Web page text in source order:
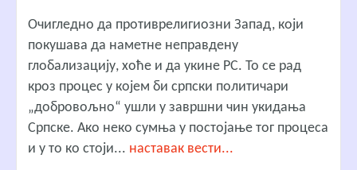
Очигледно да противрелигиозни Запад, који
покушава да наметне неправдену
глобализацију, хоће и да укине РС. То се рад
кроз процес у којем би српски политичари
„добровољно“ ушли у завршни чин укидања
Српске. Ако неко сумња у постојање тог процеса
и у то ко стоји... наставак вести...